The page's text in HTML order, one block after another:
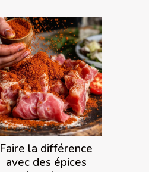
Faire la différence
avec des épices